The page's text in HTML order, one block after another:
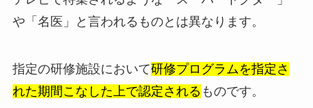
や「名医」と言われるものとは異なります。
指定の研修施設において研修プログラムを指定さ
れた期間こなした上で認定される ものです。